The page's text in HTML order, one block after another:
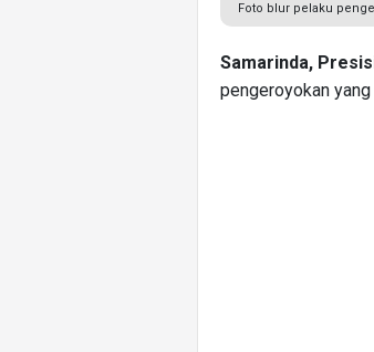
Foto blur pelaku
Samarinda,
pengeroyokan